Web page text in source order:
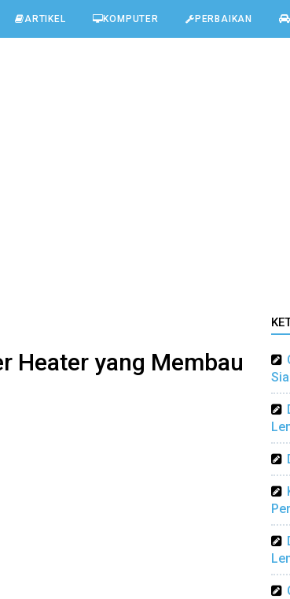
ARTIKEL KOMPUTER PERBAIKAN
Heater yang Membau